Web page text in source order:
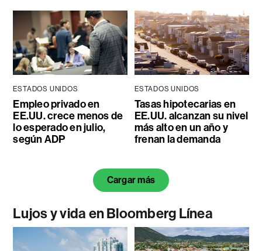
ESTADOS UNIDOS
Empleo privado en
EE.UU. crece menos de
lo esperado en julio,
según ADP
ESTADOS UNIDOS
Tasas hipotecarias en
EE.UU. alcanzan su nivel
más alto en un año y
frenan la demanda
Cargar más
Lujos y vida en Bloomberg Línea